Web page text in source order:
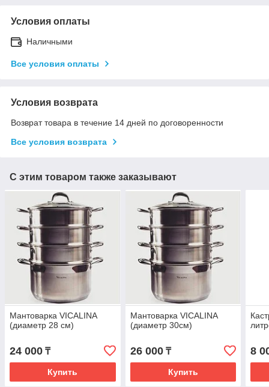
Условия оплаты
Наличными
Все условия оплаты
Условия возврата
Возврат товара в течение 14 дней по договоренности
Все условия возврата
С этим товаром также заказывают
Мантоварка VICALINA
(диаметр 28 см)
24 000 ₸
Купить
Мантоварка VICALINA
(диаметр 30см)
26 000₸
Купить
8